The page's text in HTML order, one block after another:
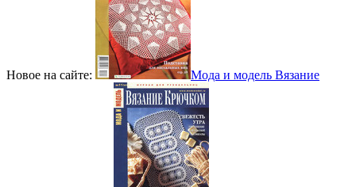
Новое на сайте: Мода и модель Вязание